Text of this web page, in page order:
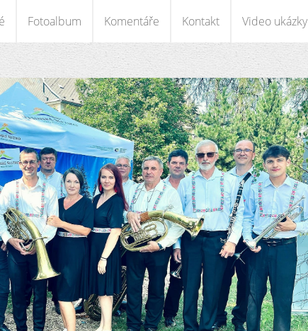
Fotoalbum Komentáře Kontakt Video ukázky